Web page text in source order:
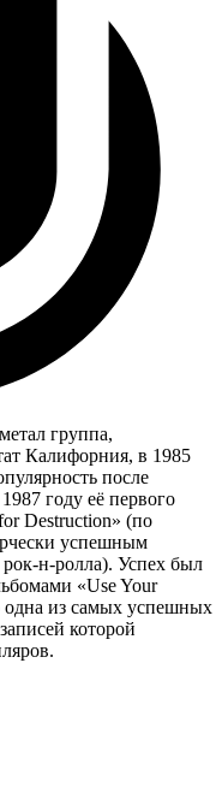
группа,
Калифорния, в 1985
после
году её первого
Destruction» (по
успешным
н-ролла). Успех был
«Use Your
из самых успешных
которой